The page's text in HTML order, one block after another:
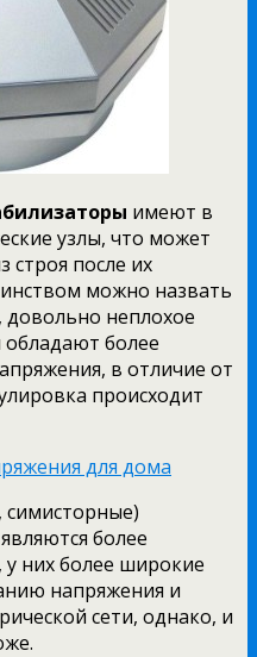
имеют в
узлы, что может
строя после их
можно назвать
неплохое
более
в отличие от
происходит
более
них более широкие
напряжения и
сети, однако, и